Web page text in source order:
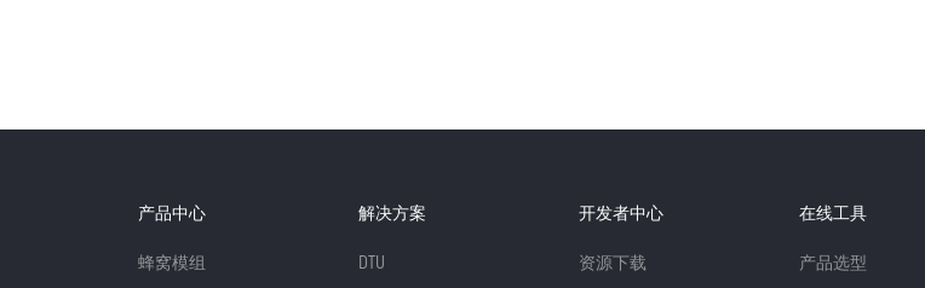
产品中心
蜂窝模组
解决方案
DTU
开发者中心
资源下载
在线工具
产品选型